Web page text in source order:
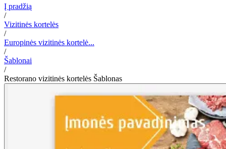
Į pradžią
/
Vizitinės kortelės
/
Europinės vizitinės kortelė...
/
Šablonai
/
Restorano vizitinės kortelės Šablonas